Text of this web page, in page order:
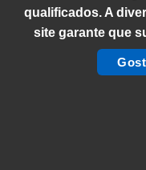
qualificados. A
site garante que